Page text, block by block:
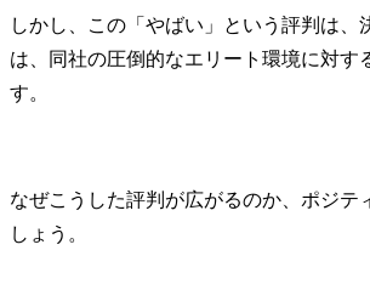
しかし、この「やばい」という評判は
は、同社の圧倒的なエリート環境に対す
す。
なぜこうした評判が広がるのか、ポジテ
しょう。